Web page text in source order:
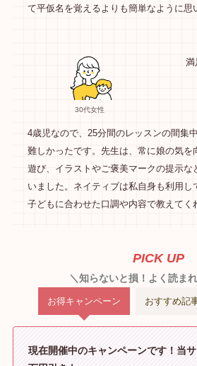
て平仮名を覚えるよりも簡単なように思
30代女性
満
4歳児なので、25分間のレッスンの間集
難しかったです。先生は、常に娘の気を
遊び、イラストやご褒美マークの提示な
いました。ネイティブは私自身も利用し
子どもに合わせた口調や内容で教えてく
PICK UP
＼知らないと損！よく読ま
お得キャンペーン おすすめ記
現在開催中のキャンペーンです！当